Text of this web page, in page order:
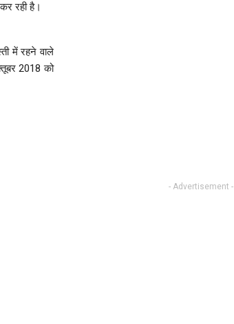
रही है।
में रहने वाले
2018 को
- Advertisement -